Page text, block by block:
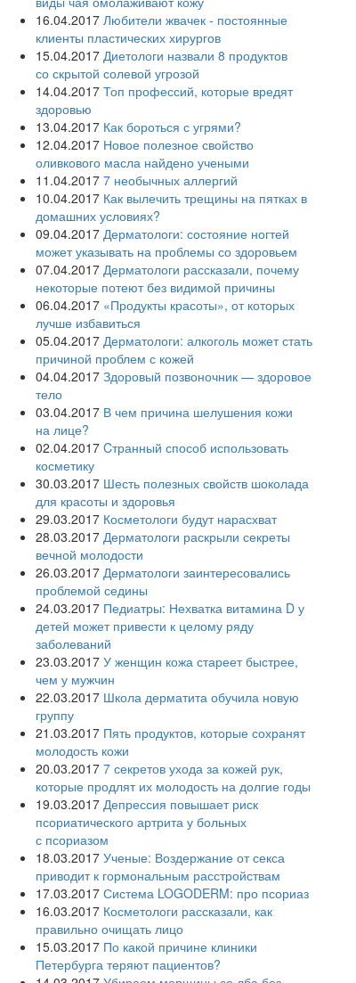
16.04.2017 Любители жвачек - постоянные
клиенты пластических хирургов
15.04.2017 Диетологи назвали 8 продуктов
со скрытой солевой угрозой
14.04.2017 Топ профессий, которые вредят
здоровью
13.04.2017 Как бороться с угрями?
12.04.2017 Новое полезное свойство
оливкового масла‍ найдено учеными
11.04.2017 7 необычных аллергий
10.04.2017 Как вылечить трещины на пятках в
домашних условиях?
09.04.2017 Дерматологи: состояние ногтей
может указывать на проблемы со здоровьем
07.04.2017 Дерматологи рассказали, почему
некоторые потеют без видимой причины
06.04.2017 «Продукты красоты», от которых
лучше избавиться
05.04.2017 Дерматологи: алкоголь может стать
причиной проблем с кожей
04.04.2017 Здоровый позвоночник — здоровое
тело
03.04.2017 В чем причина шелушения кожи
на лице?
02.04.2017 Cтранный способ использовать
косметику
30.03.2017 Шесть полезных свойств шоколада
для красоты и здоровья
29.03.2017 Косметологи будут нарасхват
28.03.2017 Дерматологи раскрыли секреты
вечной молодости
26.03.2017 Дерматологи заинтересовались
проблемой седины
24.03.2017 Педиатры: Нехватка витамина D у
детей может привести к целому ряду
заболеваний
23.03.2017 У женщин кожа стареет быстрее,
чем у мужчин
22.03.2017 Школа дерматита обучила новую
группу
21.03.2017 Пять продуктов, которые сохранят
молодость кожи
20.03.2017 7 секретов ухода за кожей рук,
которые продлят их молодость на долгие годы
19.03.2017 Депрессия повышает риск
псориатического артрита у больных
с псориазом
18.03.2017 Ученые: Воздержание от секса
приводит к гормональным расстройствам
17.03.2017 Система LOGODERM: про псориаз
16.03.2017 Косметологи рассказали, как
правильно очищать лицо
15.03.2017 По какой причине клиники
Петербурга теряют пациентов?